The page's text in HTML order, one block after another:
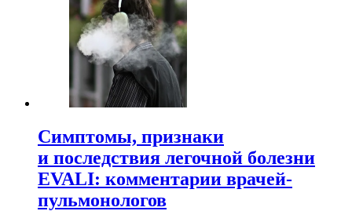
Симптомы, признаки
и последствия легочной болезни
EVALI: комментарии врачей-
пульмонологов